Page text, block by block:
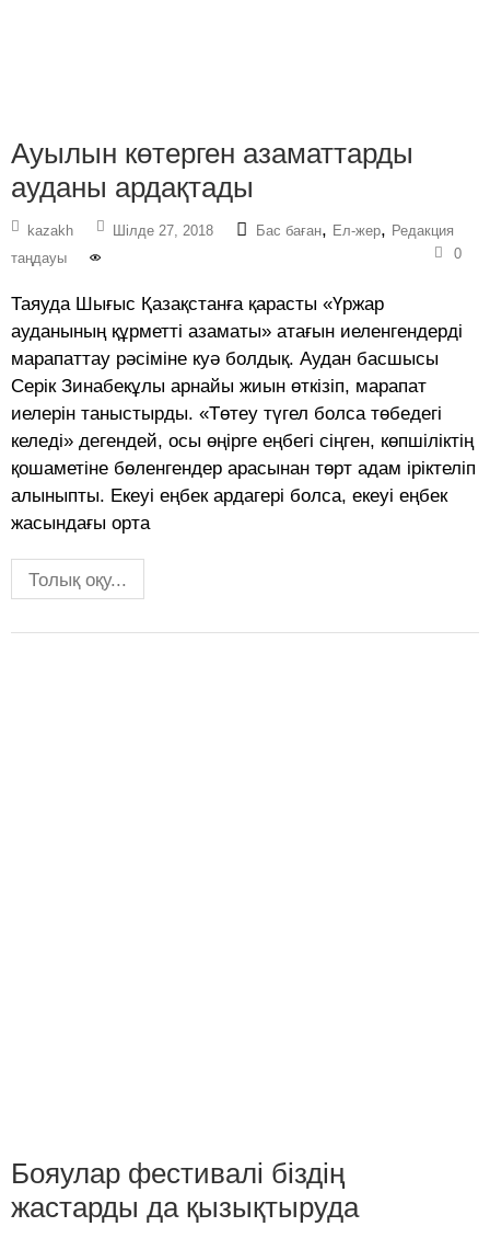
Ауылын көтерген азаматтарды
ауданы ардақтады
kazakh Шілде 27, 2018 Бас баған, Ел-жер, Редакция
таңдауы
0
Таяуда Шығыс Қазақстанға қарасты «Үржар
ауданының құрметті азаматы» атағын иеленгендерді
марапаттау рәсіміне куә болдық. Аудан басшысы
Серік Зинабекұлы арнайы жиын өткізіп, марапат
иелерін таныстырды. «Төтеу түгел болса төбедегі
келеді» дегендей, осы өңірге еңбегі сіңген, көпшіліктің
қошаметіне бөленгендер арасынан төрт адам іріктеліп
алыныпты. Екеуі еңбек ардагері болса, екеуі еңбек
жасындағы орта
Толық оқу...
Бояулар фестивалі біздің
жастарды да қызықтыруда